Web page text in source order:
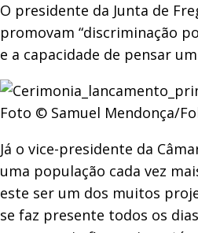
O presidente da Junta de
promovam “discriminação
e a capacidade de pensar
Foto © Samuel Mendonça/
Já o vice-presidente da
uma população cada vez
este ser um dos muitos
se faz presente todos os